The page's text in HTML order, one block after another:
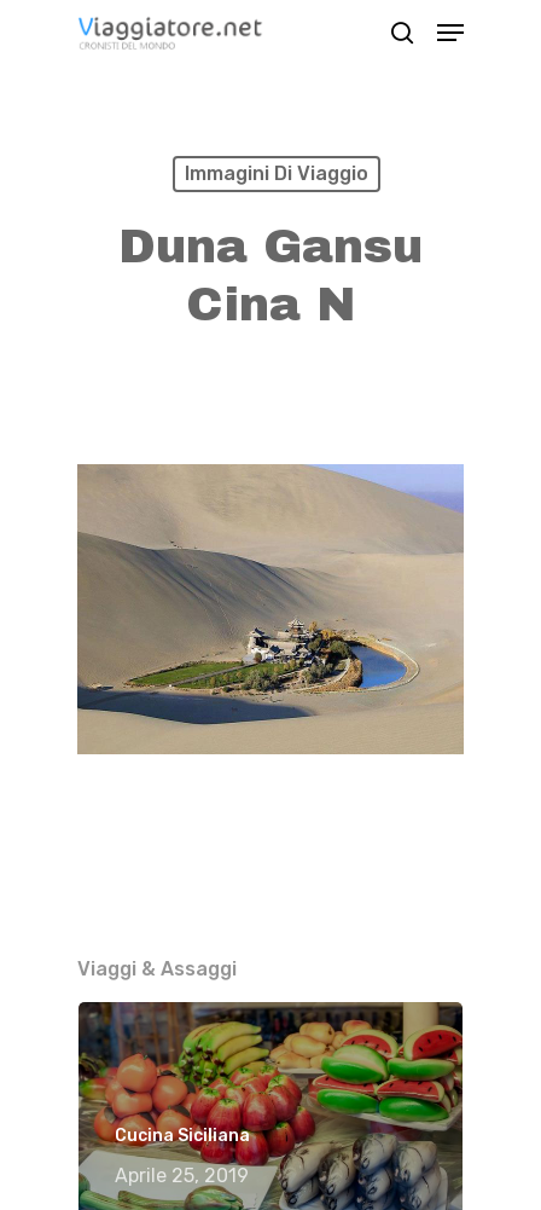
Menu
Immagini Di Viaggio
Duna Gansu
Cina N
Viaggi & Assaggi
Cucina Siciliana
Aprile 25, 2019